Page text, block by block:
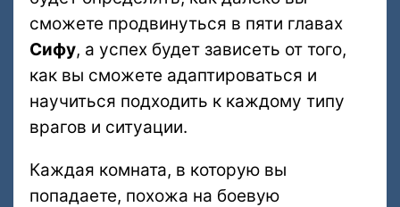
сможете продвинуться в пяти главах
Сифу, а успех будет зависеть от того,
как вы сможете адаптироваться и
научиться подходить к каждому типу
врагов и ситуации.
Каждая комната, в которую вы
попадаете, похожа на боевую